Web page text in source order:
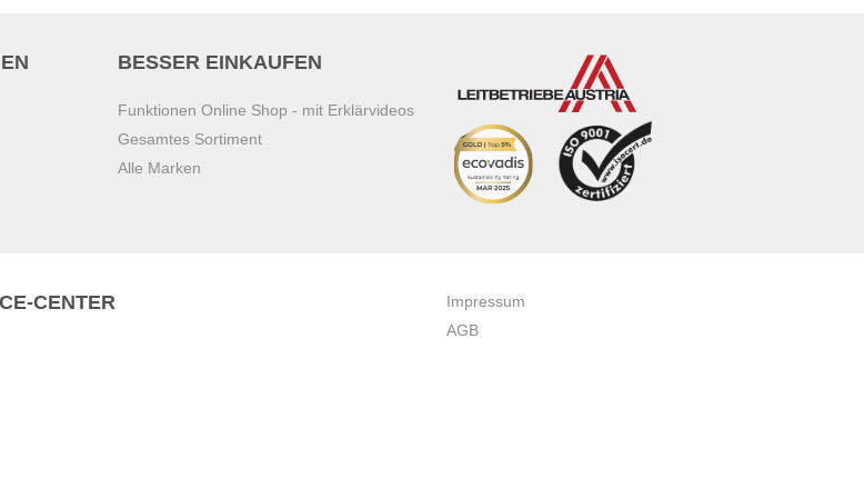
BESSER EINKAUFEN
Funktionen Online Shop - mit Erklärvideos
Gesamtes Sortiment
Alle Marken
CENTER
Impressum
AGB